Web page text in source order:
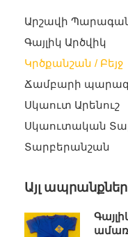
Արշավի
Գայլիկ Արծվիկ
Կրծքանշան / Բեյջ
Ճամբարի
Սկաուտ Արենուշ
Սկաուտական
Տարբերանշան
Այլ ապրանքներ